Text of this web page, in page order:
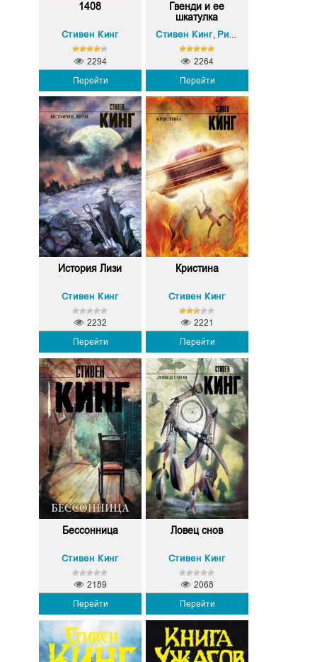
1408
Стивен Кинг
Перейти
2294
Гвенди и ее
шкатулка
Стивен Кинг, Ричард Чизмар
Перейти
2264
История Лизи
Стивен Кинг
Перейти
2232
Кристина
Стивен Кинг
Перейти
2221
Бессонница
Стивен Кинг
Перейти
2189
Ловец снов
Стивен Кинг
Перейти
2068